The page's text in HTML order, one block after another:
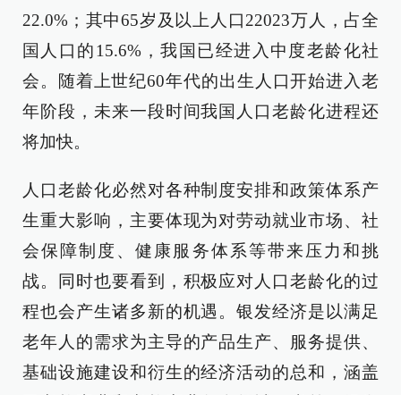
22.0%；其中65岁及以上人口22023万人，占全
国人口的15.6%，我国已经进入中度老龄化社
会。随着上世纪60年代的出生人口开始进入老
年阶段，未来一段时间我国人口老龄化进程还
将加快。
人口老龄化必然对各种制度安排和政策体系产
生重大影响，主要体现为对劳动就业市场、社
会保障制度、健康服务体系等带来压力和挑
战。同时也要看到，积极应对人口老龄化的过
程也会产生诸多新的机遇。银发经济是以满足
老年人的需求为主导的产品生产、服务提供、
基础设施建设和衍生的经济活动的总和，涵盖